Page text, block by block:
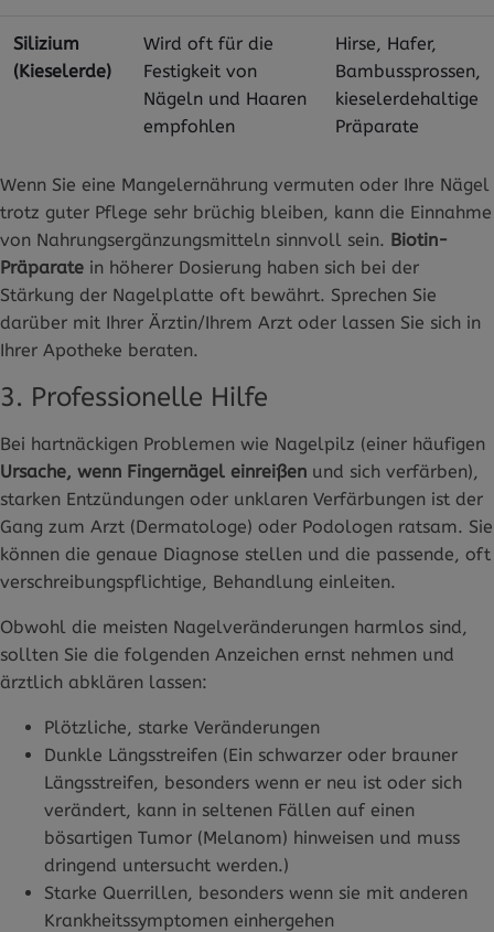
Silizium
(Kieselerde)
Wird oft für die
Festigkeit von
Nägeln und Haaren
empfohlen
Hirse, Hafer,
Bambussprossen,
kieselerdehaltige
Präparate
Wenn Sie eine Mangelernährung vermuten oder Ihre Nägel
trotz guter Pflege sehr brüchig bleiben, kann die Einnahme
von Nahrungsergänzungsmitteln sinnvoll sein. Biotin-
Präparate in höherer Dosierung haben sich bei der
Stärkung der Nagelplatte oft bewährt. Sprechen Sie
darüber mit Ihrer Ärztin/Ihrem Arzt oder lassen Sie sich in
Ihrer Apotheke beraten.
3. Professionelle Hilfe
Bei hartnäckigen Problemen wie Nagelpilz (einer häufigen
Ursache, wenn Fingernägel einreißen und sich verfärben),
starken Entzündungen oder unklaren Verfärbungen ist der
Gang zum Arzt (Dermatologe) oder Podologen ratsam. Sie
können die genaue Diagnose stellen und die passende, oft
verschreibungspflichtige, Behandlung einleiten.
Obwohl die meisten Nagelveränderungen harmlos sind,
sollten Sie die folgenden Anzeichen ernst nehmen und
ärztlich abklären lassen:
Plötzliche, starke Veränderungen
Dunkle Längsstreifen (Ein schwarzer oder brauner
Längsstreifen, besonders wenn er neu ist oder sich
verändert, kann in seltenen Fällen auf einen
bösartigen Tumor (Melanom) hinweisen und muss
dringend untersucht werden.)
Starke Querrillen, besonders wenn sie mit anderen
Krankheitssymptomen einhergehen